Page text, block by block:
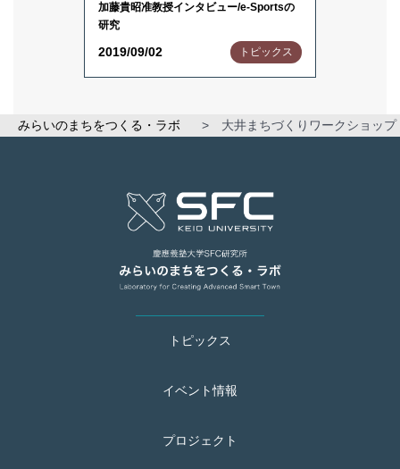
加藤貴昭准教授インタビュー/e-Sportsの
研究
2019/09/02 トピックス
みらいのまちをつくる・ラボ > 大井まちづくりワークショップ
トピックス
イベント情報
プロジェクト